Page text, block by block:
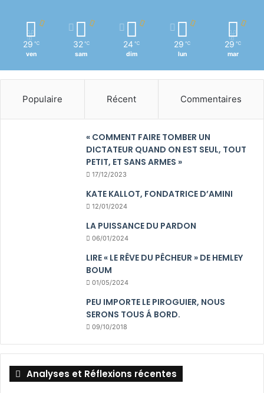
29 ℃
ven
32 ℃
sam
24 ℃
dim
29 ℃
lun
29 ℃
mar
Populaire Récent Commentaires
« COMMENT FAIRE TOMBER UN
DICTATEUR QUAND ON EST SEUL, TOUT
PETIT, ET SANS ARMES »
17/12/2023
KATE KALLOT, FONDATRICE D’AMINI
12/01/2024
LA PUISSANCE DU PARDON
06/01/2024
LIRE « LE RÊVE DU PÊCHEUR » DE HEMLEY
BOUM
01/05/2024
PEU IMPORTE LE PIROGUIER, NOUS
SERONS TOUS Á BORD.
09/10/2018
Analyses et Réflexions récentes